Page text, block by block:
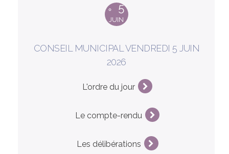
5
JUIN
CONSEIL MUNICIPAL VENDREDI 5 JUIN
2026
L'ordre du jour
Le compte-rendu
Les délibérations